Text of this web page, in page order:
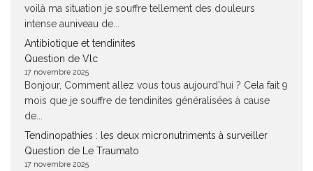
voilà ma situation je souffre tellement des douleurs
intense auniveau de...
Antibiotique et tendinites
Question de Vlc
17 novembre 2025
Bonjour, Comment allez vous tous aujourd'hui ? Cela fait 9
mois que je souffre de tendinites généralisées à cause
de...
Tendinopathies : les deux micronutriments à surveiller
Question de Le Traumato
17 novembre 2025